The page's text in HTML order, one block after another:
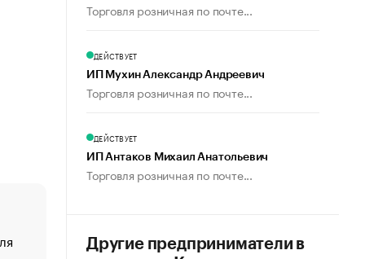
«От спорта тело стареет иначе». Как живет глава
Торговля розничная по почте...
ДЕЙСТВУЕТ
ИП Мухин Александр Андреевич
Торговля розничная по почте...
ДЕЙСТВУЕТ
ИП Антаков Михаил Анатольевич
Торговля розничная по почте...
Другие предприниматели в